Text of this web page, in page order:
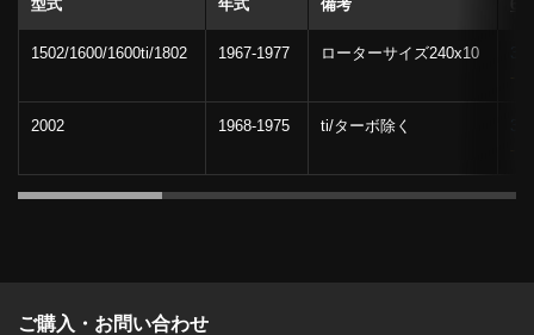
型式 年式 備考
1502/1600/1600ti/1802 1967-1977 ローターサイズ240x10
2002 1968-1975 ti/ターボ除く
ご購入・お問い合わせ